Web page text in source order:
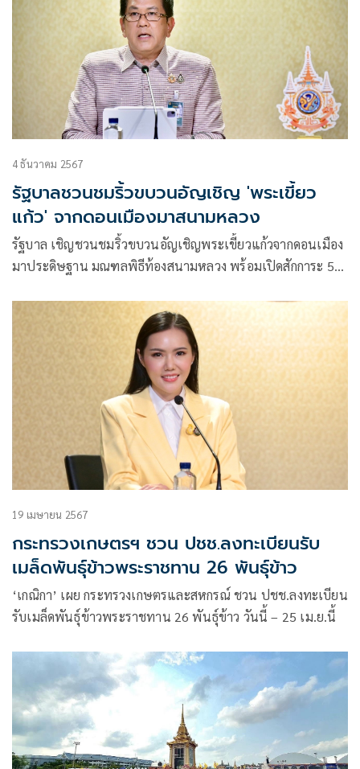
4 ธันวาคม 2567
รัฐบาลชวนชมริ้วขบวนอัญเชิญ 'พระเขี้ยว
แก้ว' จากดอนเมืองมาสนามหลวง
รัฐบาล เชิญชวนชมริ้วขบวนอัญเชิญพระเขี้ยวแก้วจากดอนเมือง
มาประดิษฐาน มณฑลพิธีท้องสนามหลวง พร้อมเปิดสักการะ 5
19 เมษายน 2567
กระทรวงเกษตรฯ ชวน ปชช.ลงทะเบียนรับ
เมล็ดพันธุ์ข้าวพระราชทาน 26 พันธุ์ข้าว
‘เกณิกา’ เผย กระทรวงเกษตรและสหกรณ์ ชวน ปชช.ลงทะเบียน
รับเมล็ดพันธุ์ข้าวพระราชทาน 26 พันธุ์ข้าว วันนี้ – 25 เม.ย.นี้